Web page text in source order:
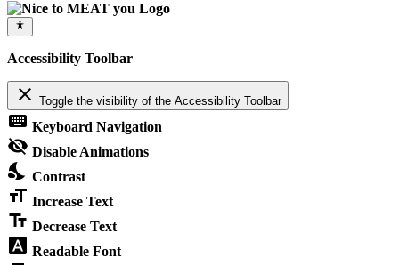
Accessibility Toolbar
close Toggle the visibility of the Accessibility Toolbar
keyboard Keyboard Navigation
visibility_off Disable Animations
nights_stay Contrast
format_size Increase Text
text_fields Decrease Text
font_download Readable Font